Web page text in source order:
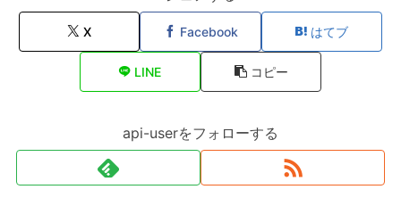
X Facebook はてブ
LINE コピー
api-userをフォローする